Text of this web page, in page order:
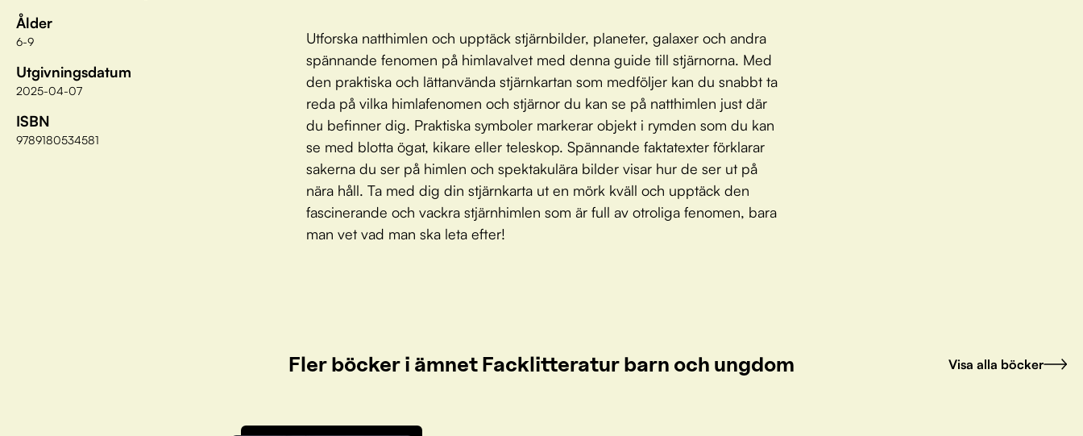
Ålder
6-9
Utgivningsdatum
2025-04-07
ISBN
9789180534581
Utforska natthimlen och upptäck stjärnbilder, planeter, galaxer och andra
spännande fenomen på himlavalvet med denna guide till stjärnorna. Med
den praktiska och lättanvända stjärnkartan som medföljer kan du snabbt ta
reda på vilka himlafenomen och stjärnor du kan se på natthimlen just där
du befinner dig. Praktiska symboler markerar objekt i rymden som du kan
se med blotta ögat, kikare eller teleskop. Spännande faktatexter förklarar
sakerna du ser på himlen och spektakulära bilder visar hur de ser ut på
nära håll. Ta med dig din stjärnkarta ut en mörk kväll och upptäck den
fascinerande och vackra stjärnhimlen som är full av otroliga fenomen, bara
man vet vad man ska leta efter!
Fler böcker i ämnet Facklitteratur barn och ungdom Visa alla böcker